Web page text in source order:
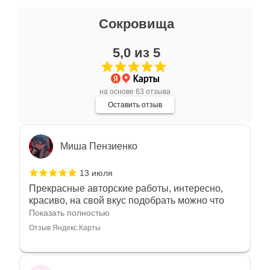
Сокровища
5,0 из 5
на основе 63 отзыва
Оставить отзыв
Очень большой выбор украшений! Каждое -
индивидуально и завораживает своей
красотой! Трудно не купить всё! Спасибо!
Отзыв Яндекс.Карты
Миша Пензиенко
13 июля
Прекрасные авторские работы, интересно,
красиво, на свой вкус подобрать можно что
угодно
Показать полностью
Отзыв Яндекс.Карты